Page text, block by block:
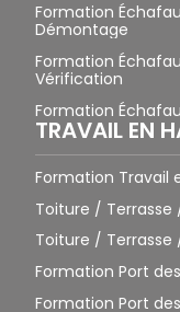
Formation
Démontage
Formation
Vérification
Formation
TRAVAIL EN
Formation Travail
Toiture / Terrasse
Toiture / Terrasse
Formation Port
Formation Port